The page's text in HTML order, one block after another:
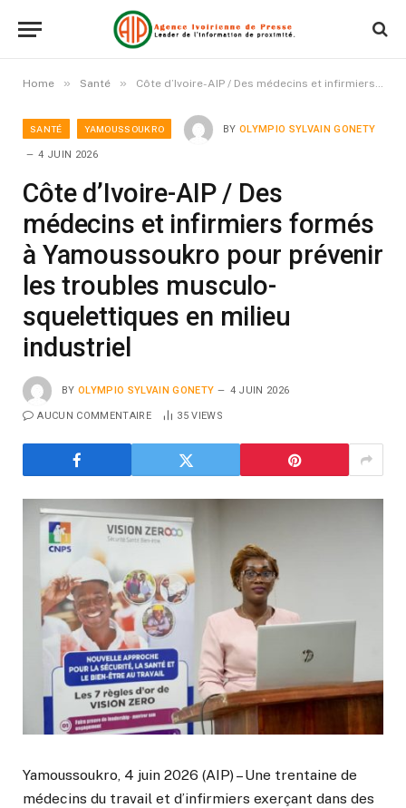
Home » Santé » Côte d’Ivoire-AIP / Des médecins et infirmiers formés à Yamoussoukro pour prévenir les troubles musculo-squelettiques en milieu industriel
SANTÉ YAMOUSSOUKRO BY OLYMPIO SYLVAIN GONETY
4 JUIN 2026
Côte d’Ivoire-AIP / Des
médecins et infirmiers formés
à Yamoussoukro pour prévenir
les troubles musculo-
squelettiques en milieu
industriel
BY OLYMPIO SYLVAIN GONETY 4 JUIN 2026
AUCUN COMMENTAIRE 35VIEWS
Yamoussoukro, 4 juin 2026 (AIP) – Une trentaine de
médecins du travail et d’infirmiers exerçant dans des